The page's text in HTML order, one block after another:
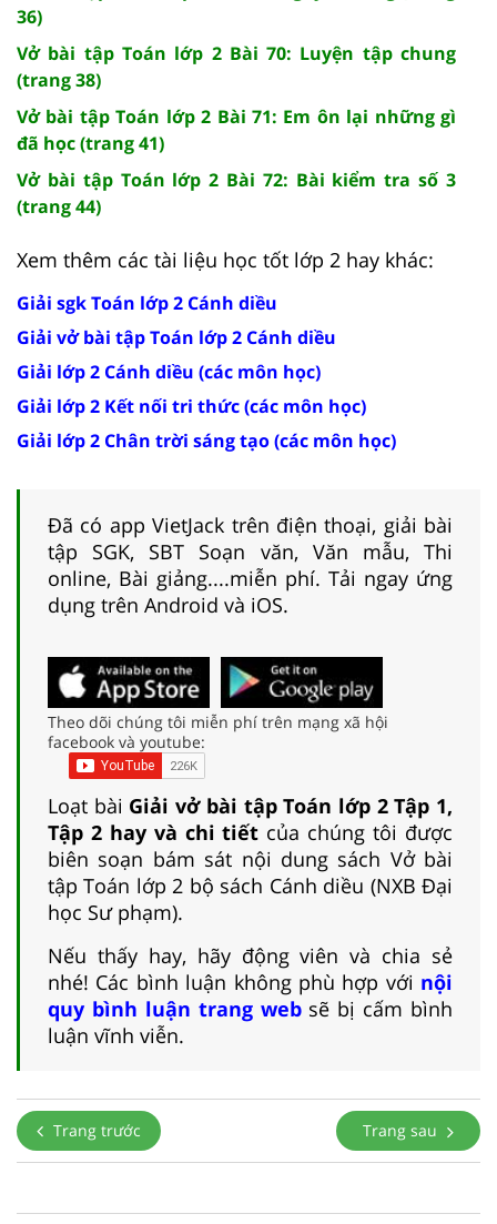
36)
Vở bài tập Toán lớp 2 Bài 70: Luyện tập chung
(trang 38)
Vở bài tập Toán lớp 2 Bài 71: Em ôn lại những gì
đã học (trang 41)
Vở bài tập Toán lớp 2 Bài 72: Bài kiểm tra số 3
(trang 44)
Xem thêm các tài liệu học tốt lớp 2 hay khác:
Giải sgk Toán lớp 2 Cánh diều
Giải vở bài tập Toán lớp 2 Cánh diều
Giải lớp 2 Cánh diều (các môn học)
Giải lớp 2 Kết nối tri thức (các môn học)
Giải lớp 2 Chân trời sáng tạo (các môn học)
Đã có app VietJack trên điện thoại, giải bài
tập SGK, SBT Soạn văn, Văn mẫu, Thi
online, Bài giảng....miễn phí. Tải ngay ứng
dụng trên Android và iOS.
Theo dõi chúng tôi miễn phí trên mạng xã hội
facebook và youtube:
Loạt bài Giải vở bài tập Toán lớp 2 Tập 1,
Tập 2 hay và chi tiết của chúng tôi được
biên soạn bám sát nội dung sách Vở bài
tập Toán lớp 2 bộ sách Cánh diều (NXB Đại
học Sư phạm).
Nếu thấy hay, hãy động viên và chia sẻ
nhé! Các bình luận không phù hợp với nội
quy bình luận trang websẽ bị cấm bình
luận vĩnh viễn.
Trang trước Trang sau